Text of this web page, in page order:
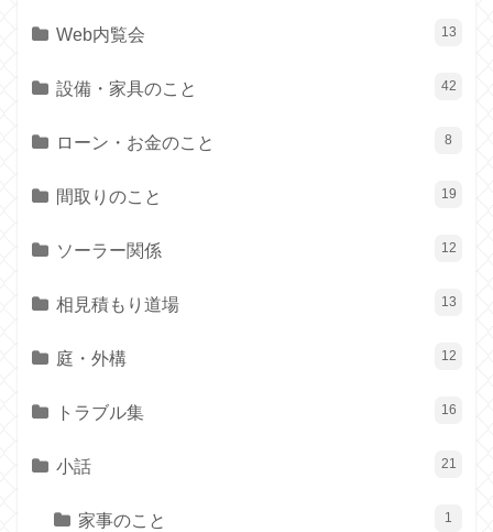
Web内覧会 13
設備・家具のこと 42
ローン・お金のこと 8
間取りのこと 19
ソーラー関係 12
相見積もり道場 13
庭・外構 12
トラブル集 16
小話 21
家事のこと 1